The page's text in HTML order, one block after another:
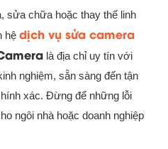
sửa chữa hoặc thay thế linh
hệ dịch vụ sửa camera
là địa chỉ uy tín với
nghiệm, sẵn sàng đến tận
xác. Đừng để những lỗi
ngôi nhà hoặc doanh nghiệp